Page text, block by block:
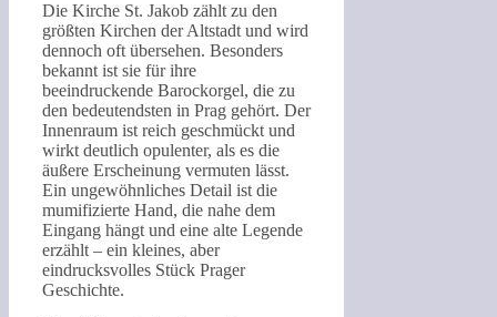
Die Kirche St. Jakob zählt zu den
größten Kirchen der Altstadt und wird
dennoch oft übersehen. Besonders
bekannt ist sie für ihre
beeindruckende Barockorgel, die zu
den bedeutendsten in Prag gehört. Der
Innenraum ist reich geschmückt und
wirkt deutlich opulenter, als es die
äußere Erscheinung vermuten lässt.
Ein ungewöhnliches Detail ist die
mumifizierte Hand, die nahe dem
Eingang hängt und eine alte Legende
erzählt – ein kleines, aber
eindrucksvolles Stück Prager
Geschichte.